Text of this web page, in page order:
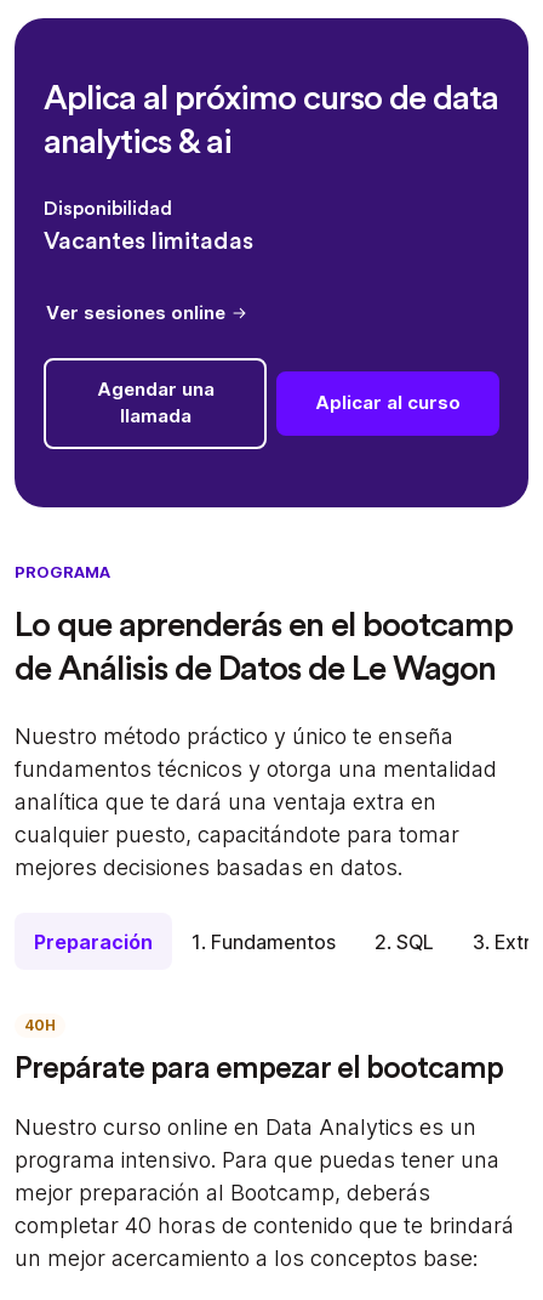
Aplica al próximo curso de data
analytics & ai
Disponibilidad
Vacantes limitadas
Ver sesiones online
Agendar una
llamada
Aplicar al curso
PROGRAMA
Lo que aprenderás en el bootcamp
de Análisis de Datos de Le Wagon
Nuestro método práctico y único te enseña
fundamentos técnicos y otorga una mentalidad
analítica que te dará una ventaja extra en
cualquier puesto, capacitándote para tomar
mejores decisiones basadas en datos.
Preparación 1. Fundamentos 2. SQL 3.
40H
Prepárate para empezar el bootcamp
Nuestro curso online en Data Analytics es un
programa intensivo. Para que puedas tener una
mejor preparación al Bootcamp, deberás
completar 40 horas de contenido que te brindará
un mejor acercamiento a los conceptos base: